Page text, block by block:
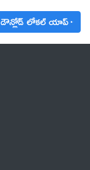
డౌన్లోడ్ లోకల్ యాప్